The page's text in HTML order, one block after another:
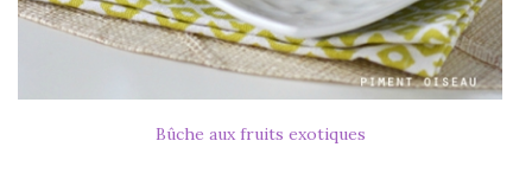
Bûche aux fruits exotiques